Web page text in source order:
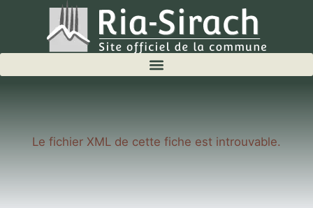
Le fichier XML de cette fiche est introuvable.